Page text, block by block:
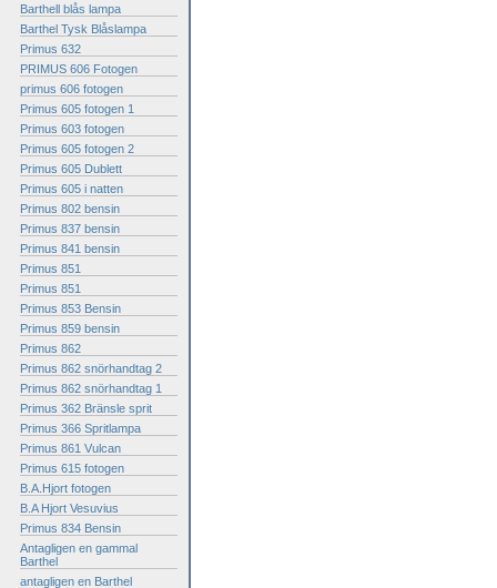
Barthell blås lampa
Barthel Tysk Blåslampa
Primus 632
PRIMUS 606 Fotogen
primus 606 fotogen
Primus 605 fotogen 1
Primus 603 fotogen
Primus 605 fotogen 2
Primus 605 Dublett
Primus 605 i natten
Primus 802 bensin
Primus 837 bensin
Primus 841 bensin
Primus 851
Primus 851
Primus 853 Bensin
Primus 859 bensin
Primus 862
Primus 862 snörhandtag 2
Primus 862 snörhandtag 1
Primus 362 Bränsle sprit
Primus 366 Spritlampa
Primus 861 Vulcan
Primus 615 fotogen
B.A.Hjort fotogen
B.A Hjort Vesuvius
Primus 834 Bensin
Antagligen en gammal
Barthel
antagligen en Barthel